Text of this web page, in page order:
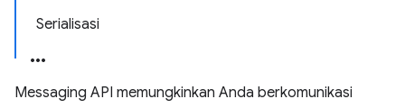
Serialisasi
Messaging API memungkinkan Anda berkomunikasi